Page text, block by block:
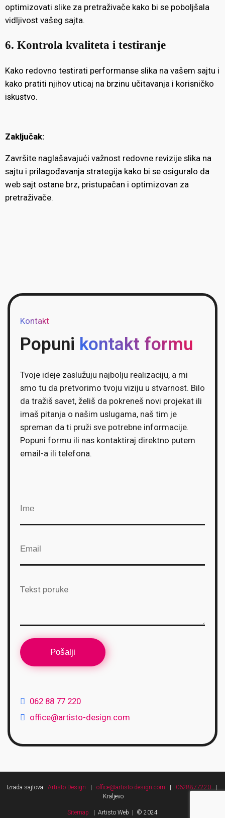
optimizovati slike za pretraživače kako bi se poboljšala
vidljivost vašeg sajta.
6. Kontrola kvaliteta i testiranje
Kako redovno testirati performanse slika na vašem sajtu i
kako pratiti njihov uticaj na brzinu učitavanja i korisničko
iskustvo.
Zaključak:
Završite naglašavajući važnost redovne revizije slika na
sajtu i prilagođavanja strategija kako bi se osiguralo da
web sajt ostane brz, pristupačan i optimizovan za
pretraživače.
Kontakt
Popuni kontakt formu
Tvoje ideje zaslužuju najbolju realizaciju, a mi
smo tu da pretvorimo tvoju viziju u stvarnost. Bilo
da tražiš savet, želiš da pokreneš novi projekat ili
imaš pitanja o našim uslugama, naš tim je
spreman da ti pruži sve potrebne informacije.
Popuni formu ili nas kontaktiraj direktno putem
email-a ili telefona.
062 88 77 220
office@artisto-design.com
Izrada sajtova Artisto Design office@artisto-design.com 0628877220
Kraljevo
Sitemap | Artisto Web | © 2024